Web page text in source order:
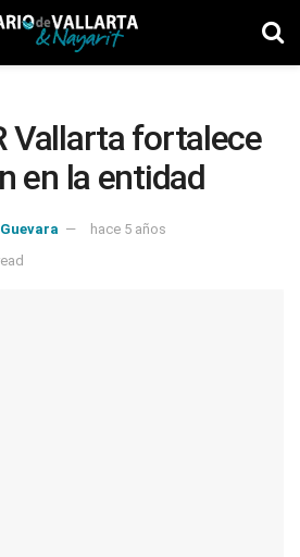
Vallarta fortalece
en la entidad
hace 5 años